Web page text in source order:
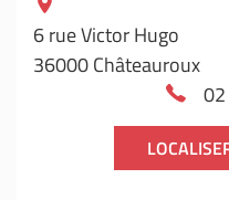
6 rue Victor Hugo
36000 Châteauroux